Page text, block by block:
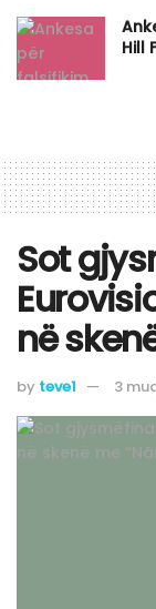
Hill
Sot
në
by teve1 3